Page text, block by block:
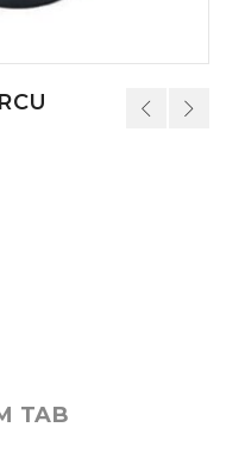
TAB